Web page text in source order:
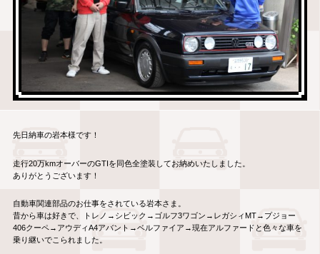
先日納車の岩本様です！
走行20万kmオーバーのGTIを同色全塗装してお納めいたしました。
ありがとうございます！
自動車関連部品のお仕事をされている岩本さま。
昔から車は好きで、トレノ→シビック→ゴルフ3ワゴン→レガシィMT→プジョー
406クーペ→アウディA4アバント→ベルファイア→現在アルファードと色々な車を
乗り継いでこられました。